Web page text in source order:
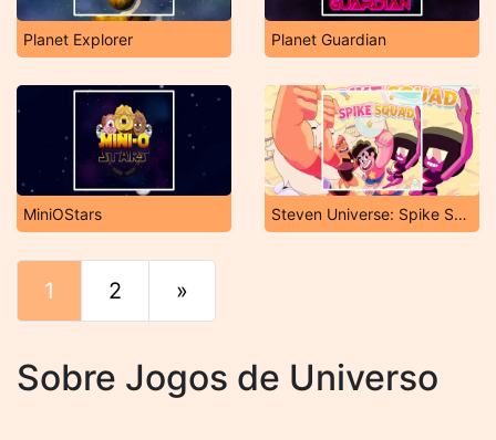
Planet Explorer Planet Guardian
MiniOStars Steven Universe: Spike Squad
1 2 »
Sobre Jogos de Universo